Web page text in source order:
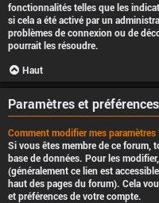
fonctionnalités telles que les
si cela a été activé par un
problèmes de connexion ou de
pourrait les résoudre.
Haut
Paramètres et
Comment modifier mes paramètres
Si vous êtes membre de ce forum,
base de données. Pour les
(généralement ce lien est
haut des pages du forum). Cela
et préférences de votre compte.